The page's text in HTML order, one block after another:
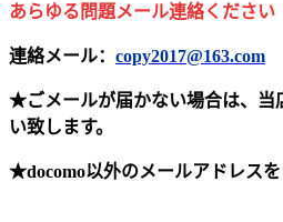
あらゆる問題メール連絡ください
連絡メール： copy2017@163.com
★ごメールが届かない場合は、当
い致します。
★docomo以外のメールアドレス